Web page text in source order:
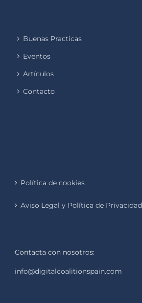
Buenas Practicas
Eventos
Artículos
Contacto
Política de cookies
Aviso Legal y Política de Privacidad
Contacta con nosotros:
info@digitalcoalitionspain.com